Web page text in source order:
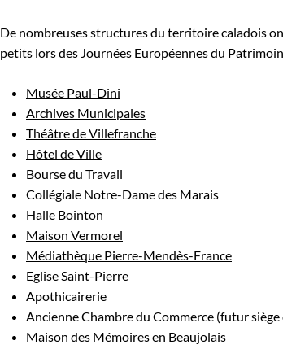
De nombreuses structures du territoire caladois
petits lors des Journées Européennes du
Musée Paul-Dini
Archives Municipales
Théâtre de Villefranche
Hôtel de Ville
Bourse du Travail
Collégiale Notre-Dame des Marais
Halle Bointon
Maison Vermorel
Médiathèque Pierre-Mendès-France
Eglise Saint-Pierre
Apothicairerie
Ancienne Chambre du Commerce (futur
Maison des Mémoires en Beaujolais